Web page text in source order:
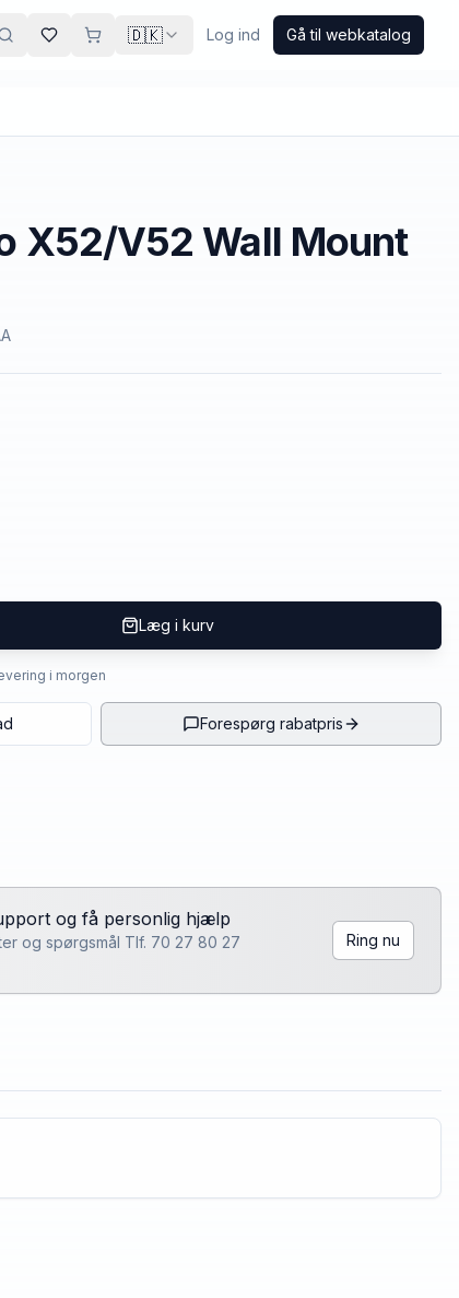
🇩🇰 Log ind Gå til webkatalog
X52/V52 Wall Mount
Læg i kurv
i morgen
Forespørg rabatpris
og få personlig hjælp
og spørgsmål Tlf. 70 27 80 27
Ring nu